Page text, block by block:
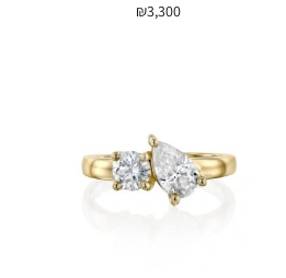
₪3,300